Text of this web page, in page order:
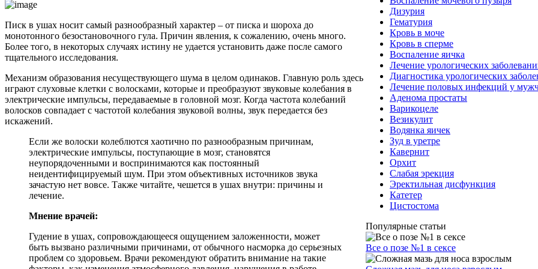
Писк в ушах носит самый разнообразный характер – от писка и шороха до
монотонного безостановочного гула. Причин явления, к сожалению, очень много.
Более того, в некоторых случаях истину не удается установить даже после самого
тщательного исследования.
Механизм образования несуществующего шума в целом одинаков. Главную роль здесь
играют слуховые клетки с волосками, которые и преобразуют звуковые колебания в
электрические импульсы, передаваемые в головной мозг. Когда частота колебаний
волосков совпадает с частотой колебания звуковой волны, звук передается без
искажений.
Если же волоски колеблются хаотично по разнообразным причинам,
электрические импульсы, поступающие в мозг, становятся
неупорядоченными и воспринимаются как постоянный
неидентифицируемый шум. При этом объективных источников звука
зачастую нет вовсе. Также читайте, чешется в ушах внутри: причины и
лечение.
Мнение врачей:
Гудение в ушах, сопровождающееся ощущением заложенности, может
быть вызвано различными причинами, от обычного насморка до серьезных
проблем со здоровьем. Врачи рекомендуют обратить внимание на такие
Дизурия
Гематурия
Кровь в моче
Кровь в сперме
Воспаление яичка
Лечение урологических
Диагностика урологических
Лечение половых инфекций у
Аденома простаты
Варикоцеле
Везикулит
Водянка яичек
Зуд в уретре
Кавернит
Орхит
Слабая эрекция
Эректильная дисфункция
Катетер
Цистостома
Популярные статьи
Все о позе №1 в сексе